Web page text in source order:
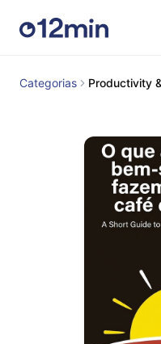
Categorias Productivity